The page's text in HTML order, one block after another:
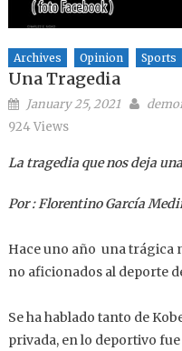
Archives Opinion Sports
Una Tragedia
Posted on
January 25, 2021
924 Views
La tragedia que nos deja
Por : Florentino García
Hace uno año una trágica
no aficionados al deporte
Se ha hablado tanto de
privada, en lo deportivo